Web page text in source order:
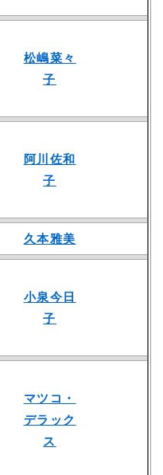
松嶋菜々
子
阿川佐和
子
久本雅美
小泉今日
子
マツコ・
デラック
ス